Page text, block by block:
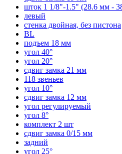
шток 1 1/8"-1.5" (28.6 мм -
левый
стенка двойная, без пистона
BL
подъем 18 мм
угол 40°
угол 20°
сдвиг замка 21 мм
118 звеньев
угол 10°
сдвиг замка 12 мм
угол регулируемый
угол 8°
комплект 2 шт
сдвиг замка 0/15 мм
задний
угол 25°